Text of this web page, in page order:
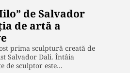
de Salvador
de artă a
prima sculptură creată de
Salvador Dali. Întâia
de sculptor este…